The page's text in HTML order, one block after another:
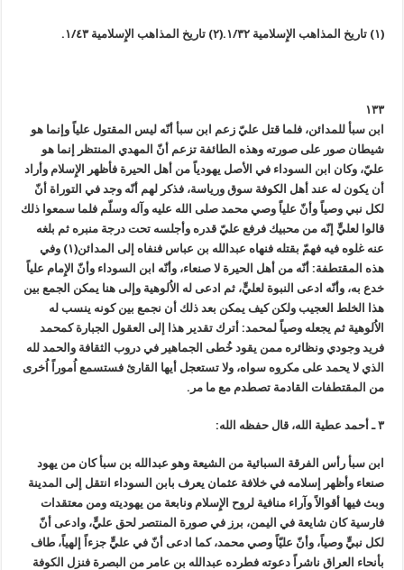
(١) تاريخ المذاهب الإِسلامية ١/٣٢. (٢) تاريخ المذاهب الإِسلامية ١/٤٣.
١٣٣
ابن سبأ للمدائن، فلما قتل عليّ زعم ابن سبأ أنّه ليس المقتول علياً وإنما هو
شيطان صور على صورته وهذه الطائفة تزعم أنّ المهدي المنتظر إنما هو
عليّ، وكان ابن السوداء في الأصل يهودياً من أهل الحيرة فأظهر الإِسلام وأراد
أن يكون له عند أهل الكوفة سوق ورياسة، فذكر لهم أنّه وجد في التوراة أنّ
لكل نبي وصياً وأنّ علياً وصي محمد صلى الله عليه وآله وسلّم فلما سمعوا ذلك
قالوا لعليٍّ إنّه من محبيك فرفع عليّ قدره وأجلسه تحت درجة منبره ثم بلغه
عنه غلوه فيه فهمّ بقتله فنهاه عبدالله بن عباس فنفاه إلى المدائن(١) وفي
هذه المقتطفة: أنّه من أهل الحيرة لا صنعاء، وأنّه ابن السوداء وأنّ الإِمام علياً
خدع به، وأنّه ادعى النبوة لعليٍّ، ثم ادعى له الاُلوهية وإلى هنا يمكن الجمع بين
هذا الخلط العجيب ولكن كيف يمكن بعد ذلك أن نجمع بين كونه ينسب له
الاُلوهية ثم يجعله وصياً لمحمد: أترك تقدير هذا إلى العقول الجبارة كمحمد
فريد وجودي ونظائره ممن يقود خُطى الجماهير في دروب الثقافة والحمد لله
الذي لا يحمد على مكروه سواه، ولا تستعجل أيها القارئ فستسمع اُموراً اُخرى
من المقتطفات القادمة تصطدم مع ما مر.
٣ ـ أحمد عطية الله، قال حفظه الله:
ابن سبأ رأس الفرقة السبائية من الشيعة وهو عبدالله بن سبأ كان من يهود
صنعاء وأظهر إسلامه في خلافة عثمان يعرف بابن السوداء انتقل إلى المدينة
وبث فيها أقوالاً وآراء منافية لروح الإِسلام ونابعة من يهوديته ومن معتقدات
فارسية كان شايعة في اليمن، برز في صورة المنتصر لحق عليٍّ، وادعى أنّ
لكل نبيٍّ وصياً، وأنّ عليّاً وصي محمد، كما ادعى أنّ في عليٍّ جزءاً إلهياً، طاف
بأنحاء العراق ناشراً دعوته فطرده عبدالله بن عامر من البصرة فنزل الكوفة